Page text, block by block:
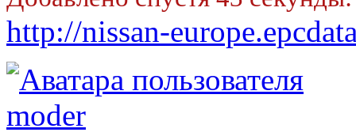
http://nissan-
moder